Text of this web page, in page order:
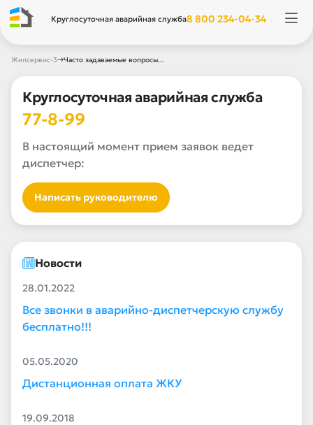
Круглосуточная аварийная служба8 800 234-04-34
Жилсервис-3→Часто задаваемые вопросы...
Круглосуточная аварийная служба
77-8-99
В настоящий момент прием заявок ведет
диспетчер:
Написать руководителю
Новости
28.01.2022
Все звонки в аварийно-диспетчерскую службу
бесплатно!!!
05.05.2020
Дистанционная оплата ЖКУ
19.09.2018